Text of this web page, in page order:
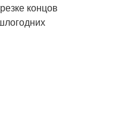
концов